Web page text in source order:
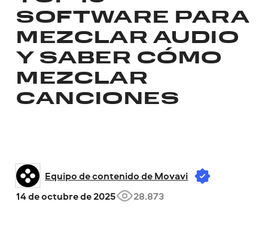
SOFTWARE PARA
MEZCLAR AUDIO
Y SABER CÓMO
MEZCLAR
CANCIONES
Equipo de contenido de Movavi
14 de octubre de 2025
28.873